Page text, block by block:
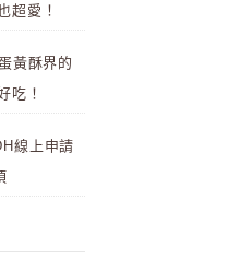
超愛！
黃酥界的
吃！
線上申請